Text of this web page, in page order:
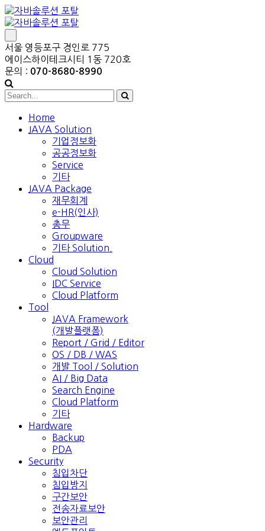
서울 영등포구 경인로 775
에이스하이테크시티 1동 720호
문의 : 070-8680-8990
Home
JAVA Solution
기업정보화
공공정보화
Service
기타
JAVA Package
재무회계
e-HR(인사)
총무
Groupware
기타 Solution.
Cloud
Cloud Solution
IDC Service
Cloud Platform
Tool
JAVA Framework
(개발플랫폼)
Report / Grid / Editor
OS / DB / WAS
개발 Tool / Solution
AI / Big Data
Search Engine
Cloud Platform
기타
Hardware
Backup
PDA
Security
침입차단
침입방지
구간보안
전송자료보안
보안관리